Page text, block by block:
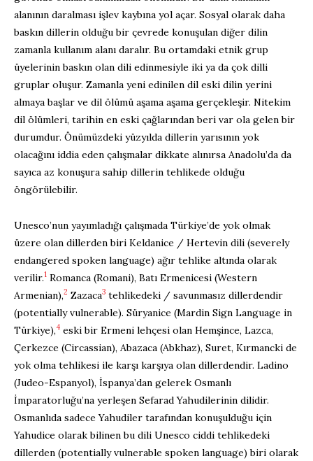
alanının daralması işlev kaybına yol açar. Sosyal olarak daha
baskın dillerin olduğu bir çevrede konuşulan diğer dilin
zamanla kullanım alanı daralır. Bu ortamdaki etnik grup
üyelerinin baskın olan dili edinmesiyle iki ya da çok dilli
gruplar oluşur. Zamanla yeni edinilen dil eski dilin yerini
almaya başlar ve dil ölümü aşama aşama gerçekleşir. Nitekim
dil ölümleri, tarihin en eski çağlarından beri var ola gelen bir
durumdur. Önümüzdeki yüzyılda dillerin yarısının yok
olacağını iddia eden çalışmalar dikkate alınırsa Anadolu’da da
sayıca az konuşura sahip dillerin tehlikede olduğu
öngörülebilir.
Unesco’nun yayımladığı çalışmada Türkiye’de yok olmak
üzere olan dillerden biri Keldanice / Hertevin dili (severely
endangered spoken language) ağır tehlike altında olarak
verilir.1 Romanca (Romani), Batı Ermenicesi (Western
Armenian),2 Zazaca3 tehlikedeki / savunmasız dillerdendir
(potentially vulnerable). Süryanice (Mardin Sign Language in
Türkiye),4 eski bir Ermeni lehçesi olan Hemşince, Lazca,
Çerkezce (Circassian), Abazaca (Abkhaz), Suret, Kırmancki de
yok olma tehlikesi ile karşı karşıya olan dillerdendir. Ladino
(Judeo-Espanyol), İspanya’dan gelerek Osmanlı
İmparatorluğu’na yerleşen Sefarad Yahudilerinin dilidir.
Osmanlıda sadece Yahudiler tarafından konuşulduğu için
Yahudice olarak bilinen bu dili Unesco ciddi tehlikedeki
dillerden (potentially vulnerable spoken language) biri olarak